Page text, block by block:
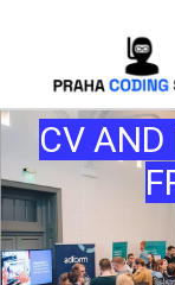
CV AND